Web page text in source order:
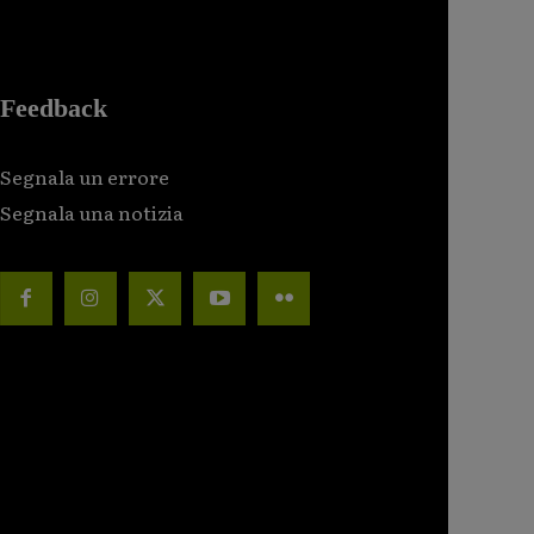
Feedback
Segnala un errore
Segnala una notizia